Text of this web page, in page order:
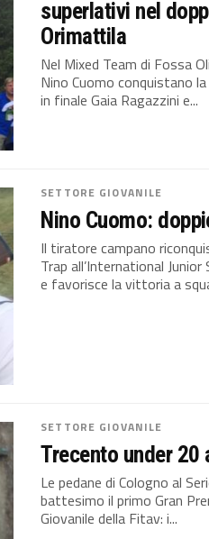
superlativi nel
Orimattila
Nel Mixed Team di Fossa
Nino Cuomo conquistano
in finale Gaia Ragazzini e...
SETTORE GIOVANILE
Nino Cuomo:
Il tiratore campano
Trap all’International
e favorisce la vittoria a
SETTORE GIOVANILE
Trecento under 20
Le pedane di Cologno al
battesimo il primo Gran
Giovanile della Fitav: i...